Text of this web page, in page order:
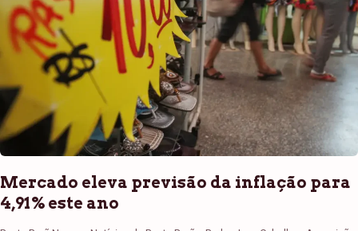
Mercado eleva previsão da inflação para
4,91% este ano